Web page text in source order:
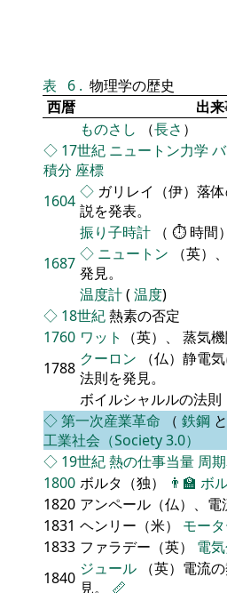
表
6 . 物理学の歴史
西暦
出
ものさし （長さ ）
◇ 17世紀 ニュートン力学
積分 座標
1604 ◇ ガリレイ（伊）落
説を発表。
振り子時計 （ ⏱ 時間）
1687 ◇ ニュートン （英）
発見。
温度計( 温度)
◇ 18世紀熱素の否定
1760 ワット
（英）、 蒸気
1788 クーロン （仏）静電
法則を発見。
ボイルシャルルの法則
◇第一次産業革命 （ 鉄鋼 と
工業社会（Society 3.0）
◇ 19世紀熱の仕事当量 周
1800 ボルタ（独） 👨‍🏫 ボ
1820 アンペール（仏）、電
1831 ヘンリー（米） モー
1833 ファラデー（英） 電
1840 ジュール （英）電流
見。 📏